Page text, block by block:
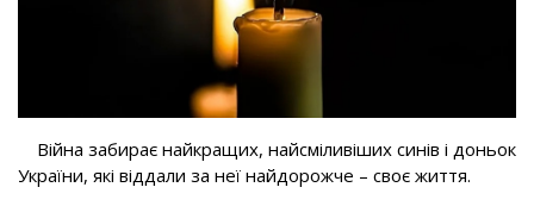
Війна забирає найкращих, найсміливіших синів і доньок
України, які віддали за неї найдорожче – своє життя.